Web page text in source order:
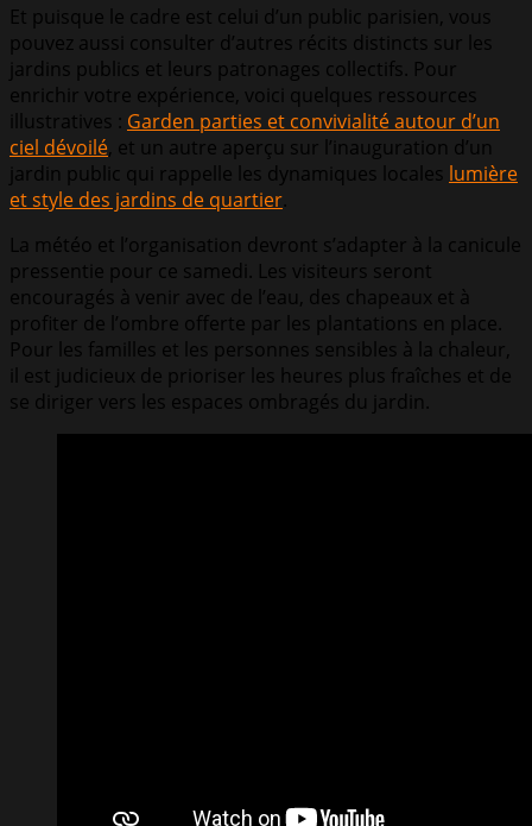
Et puisque le cadre est celui d’un public parisien, vous
pouvez aussi consulter d’autres récits distincts sur les
jardins publics et leurs patronages collectifs. Pour
enrichir votre expérience, voici quelques ressources
illustratives : Garden parties et convivialité autour d’un
ciel dévoilé, et un autre aperçu sur l’inauguration d’un
jardin public qui rappelle les dynamiques locales lumière
et style des jardins de quartier.
La météo et l’organisation devront s’adapter à la canicule
pressentie pour ce samedi. Les visiteurs seront
encouragés à venir avec de l’eau, des chapeaux et à
profiter de l’ombre offerte par les plantations en place.
Pour les familles et les personnes sensibles à la chaleur,
il est judicieux de prioriser les heures plus fraîches et de
se diriger vers les espaces ombragés du jardin.